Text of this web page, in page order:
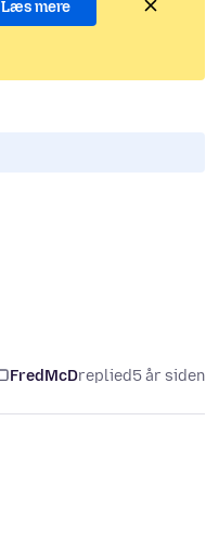
Læs mere
FredMcDreplied5 år siden